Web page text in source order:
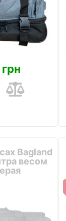
Bagland
весом